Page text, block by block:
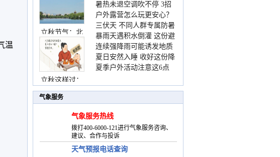
温
立秋节气：北
立秋这样过：
着急 先清暑再防燥
暑热未退空调吹不停 3招
护住肩颈不酸痛
户外露营怎么玩更安心？
这份攻略请收好
三伏天 不同人群专属防暑
要点请收好
暴雨天遇积水倒灌 这份避
险提示请收好
连续强降雨可能诱发地质
灾害 这些前兆要知道
夏日安然入睡 收好这份降
温小贴士
夏季户外活动注意这6点
气象服务
气象服务热线
拨打400-6000-121进行气象服务咨询、
建议、合作与投诉
天气预报电话查询